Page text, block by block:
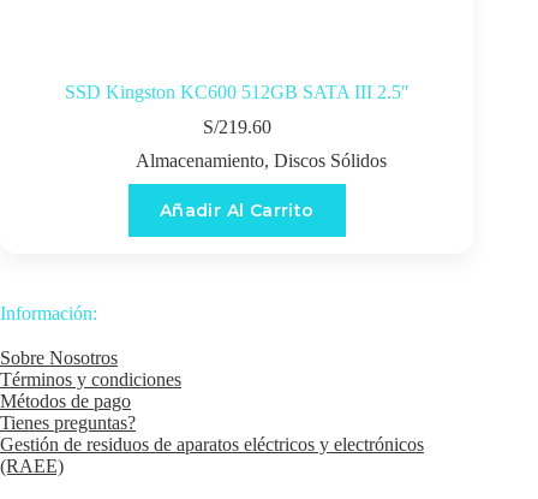
SSD Kingston KC600 512GB SATA III 2.5″
S/219.60
Almacenamiento, Discos Sólidos
Añadir Al Carrito
Información:
Sobre Nosotros
Términos y condiciones
Métodos de pago
Tienes preguntas?
Gestión de residuos de aparatos eléctricos y electrónicos
(RAEE)